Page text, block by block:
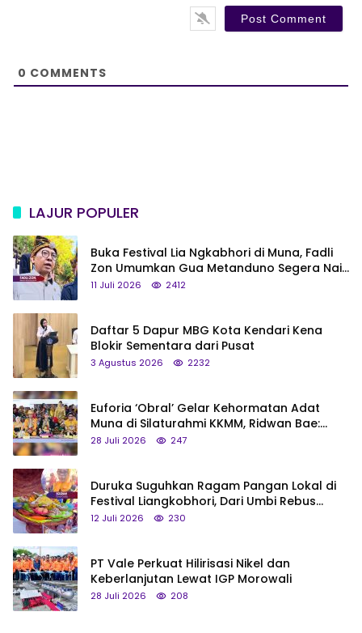
0 COMMENTS
LAJUR POPULER
Buka Festival Lia Ngkabhori di Muna, Fadli
Zon Umumkan Gua Metanduno Segera Naik
Status Jadi Cagar Budaya Nasional
11 Juli 2026 2412
Daftar 5 Dapur MBG Kota Kendari Kena
Blokir Sementara dari Pusat
3 Agustus 2026 2232
Euforia ‘Obral’ Gelar Kehormatan Adat
Muna di Silaturahmi KKMM, Ridwan Bae:
Saya Bukan Tipe Begitu, Belum Pantas!
28 Juli 2026 247
Duruka Suguhkan Ragam Pangan Lokal di
Festival Liangkobhori, Dari Umbi Rebus
hingga Tumpeng Beras Muna
12 Juli 2026 230
PT Vale Perkuat Hilirisasi Nikel dan
Keberlanjutan Lewat IGP Morowali
28 Juli 2026 208